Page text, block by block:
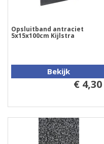
Opsluitband antraciet
5x15x100cm Kijlstra
Bekijk
€ 4,30